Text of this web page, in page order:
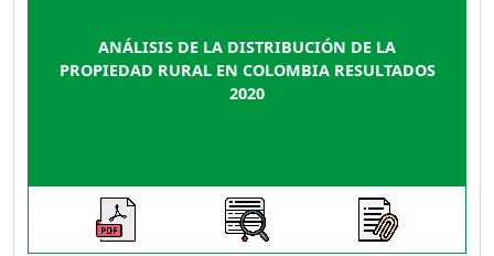
ANÁLISIS DE LA DISTRIBUCIÓN DE LA
PROPIEDAD RURAL EN COLOMBIA RESULTADOS
2020